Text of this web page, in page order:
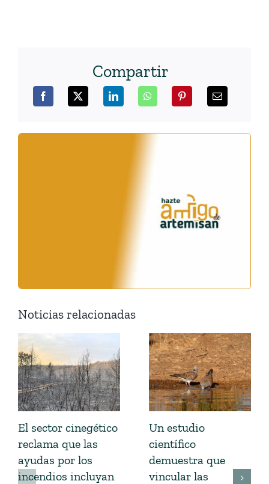
Compartir
Noticias relacionadas
El sector cinegético
reclama que las
ayudas por los
incendios incluyan
Un estudio
científico
demuestra que
vincular las